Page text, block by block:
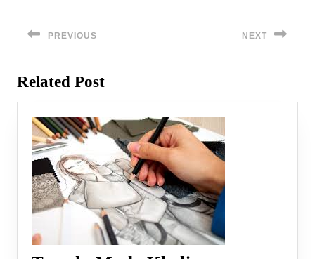
navigatie
PREVIOUS
post:
NEXT
Related Post